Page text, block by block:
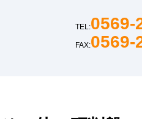
TEL:0569-
FAX:0569-